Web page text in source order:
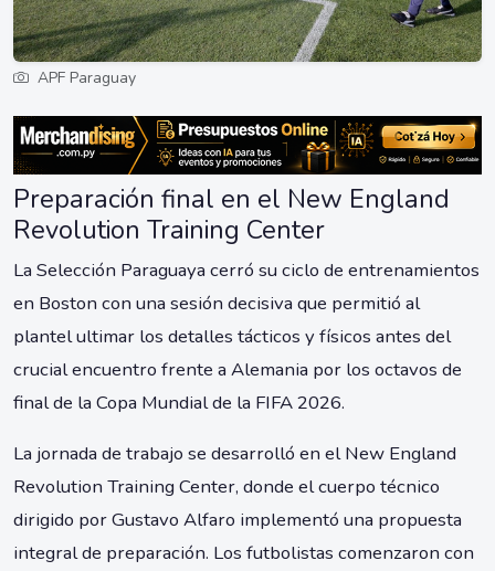
APF Paraguay
Preparación final en el New England
Revolution Training Center
La Selección Paraguaya cerró su ciclo de entrenamientos
en Boston con una sesión decisiva que permitió al
plantel ultimar los detalles tácticos y físicos antes del
crucial encuentro frente a Alemania por los octavos de
final de la Copa Mundial de la FIFA 2026.
La jornada de trabajo se desarrolló en el New England
Revolution Training Center, donde el cuerpo técnico
dirigido por Gustavo Alfaro implementó una propuesta
integral de preparación. Los futbolistas comenzaron con